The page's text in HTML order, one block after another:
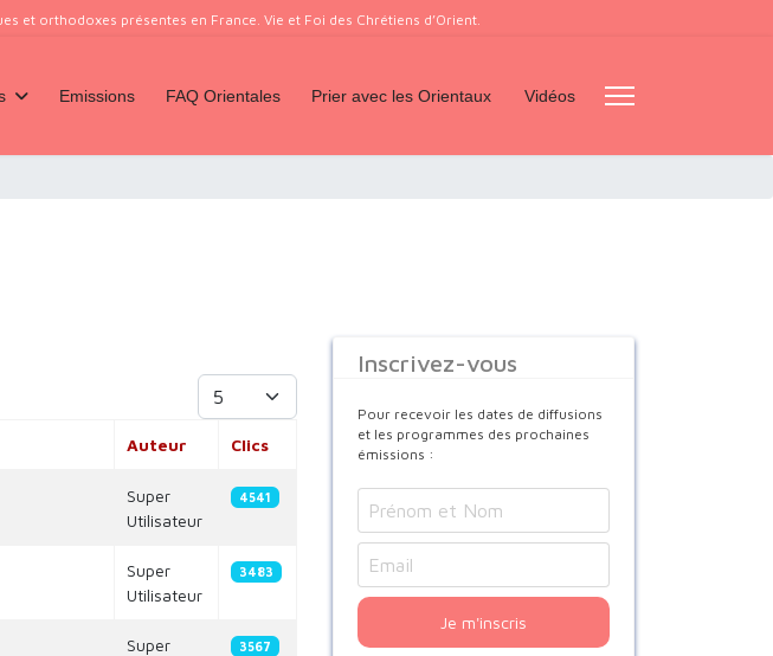
et orthodoxes présentes en France. Vie et Foi des Chrétiens d’Orient.
Emissions FAQ Orientales Prier avec les Orientaux Vidéos
Afficher #
Auteur Clics
Super
Utilisateur
4541
Super
Utilisateur
3483
Super
3567
Inscrivez-vous
Pour recevoir les dates de diffusions
et les programmes des prochaines
émissions :
Je m'inscris